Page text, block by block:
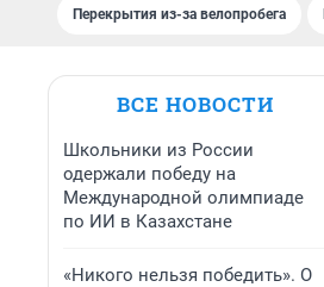
Перекрытия из-за велопробега
ВСЕ НОВОСТИ
Школьники из России
одержали победу на
Международной олимпиаде
по ИИ в Казахстане
«Никого нельзя победить». О